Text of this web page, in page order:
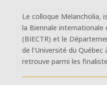
Le colloque Melancholia,
la Biennale internationale
(BIECTR) et le
de l’Université du Québec
retrouve parmi les